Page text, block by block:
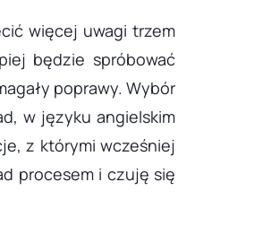
więcej uwagi trzem
będzie spróbować
poprawy. Wybór
w języku angielskim
z którymi wcześniej
procesem i czuję się